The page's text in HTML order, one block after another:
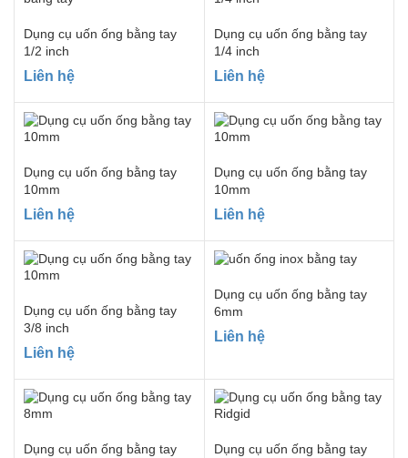
Dụng cụ uốn ống bằng tay
1/2 inch
Liên hệ
Dụng cụ uốn ống bằng tay
1/4 inch
Liên hệ
Dụng cụ uốn ống bằng tay
10mm
Liên hệ
Dụng cụ uốn ống bằng tay
10mm
Liên hệ
Dụng cụ uốn ống bằng tay
3/8 inch
Liên hệ
Dụng cụ uốn ống bằng tay
6mm
Liên hệ
Dụng cụ uốn ống bằng tay
Dụng cụ uốn ống bằng tay